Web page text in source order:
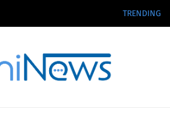
TRENDING